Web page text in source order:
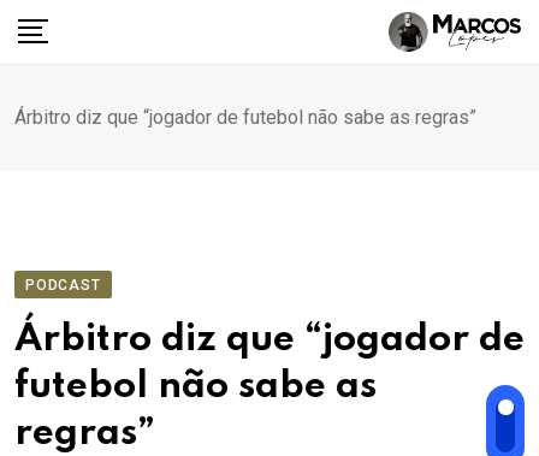
para
conteúdo
Árbitro diz que “jogador de futebol não sabe as regras”
PODCAST
Árbitro diz que “jogador de
futebol não sabe as
regras”